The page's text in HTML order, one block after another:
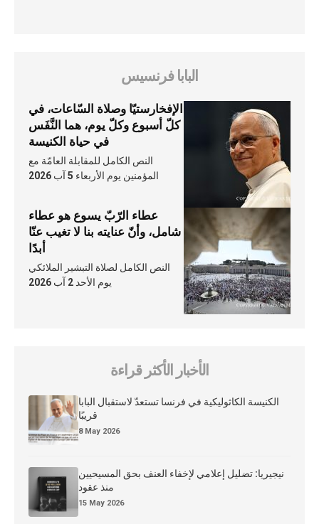
البابا فرنسيس
الإفخارستيّا وصلاة السّاعات، في
كلّ أسبوع وكلّ يوم، هما النَّفَس
في حياة الكنيسة
النص الكامل للمقابلة العامّة مع
المؤمنين يوم الأربعاء 5 آب 2026
عطاء الرّبّ يسوع هو عطاء
شامل، وأنّ عنايته بنا لا تغيب عنّا
أبدًا
النص الكامل لصلاة التبشير الملائكي
يوم الأحد 2 آب 2026
الأخبار الأكثر قراءة
الكنيسة الكاثوليكية في فرنسا تستعدّ لاستقبال البابا
قريبًا
8 May 2026
نيجيريا: تضليل إعلامي لإخفاء العنف بحق المسيحيين
منذ عقود
15 May 2026